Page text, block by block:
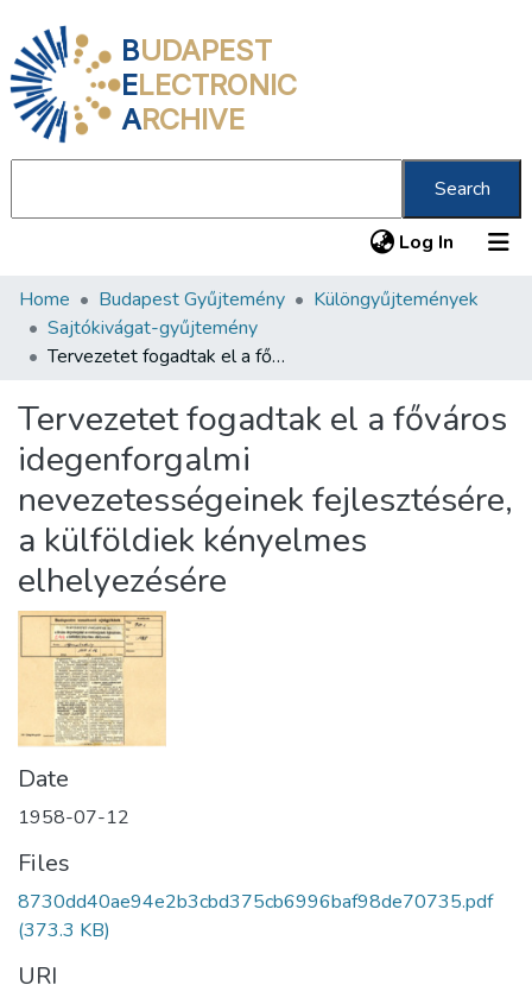
BUDAPEST
ELECTRONIC
ARCHIVE
Search
Log In (current)
Communities & Collections
All of DSpace
About us
Home Budapest Gyűjtemény
Különgyűjtemények
Sajtókivágat-gyűjtemény
Tervezetet fogadtak el a főváros idegenforgalmi nevezetességeinek fejlesztésére, a külföldiek kényelmes elhelyezésére
Tervezetet fogadtak el a főváros
idegenforgalmi
nevezetességeinek fejlesztésére,
a külföldiek kényelmes
elhelyezésére
Date
1958-07-12
Files
8730dd40ae94e2b3cbd375cb6996baf98de70735.pdf
(373.3 KB)
URI